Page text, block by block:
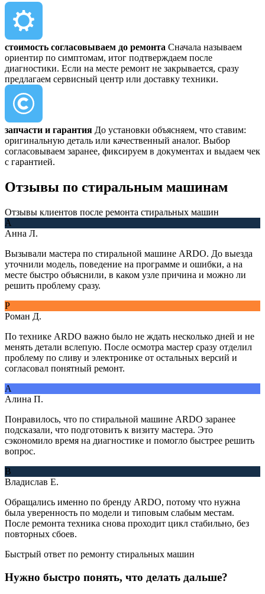
стоимость согласовываем до ремонта Сначала называем
ориентир по симптомам, итог подтверждаем после
диагностики. Если на месте ремонт не закрывается, сразу
предлагаем сервисный центр или доставку техники.
запчасти и гарантия До установки объясняем, что ставим:
оригинальную деталь или качественный аналог. Выбор
согласовываем заранее, фиксируем в документах и выдаем чек
с гарантией.
Отзывы по стиральным машинам
Отзывы клиентов после ремонта стиральных машин
А
Анна Л.
Вызывали мастера по стиральной машине ARDO. До выезда
уточнили модель, поведение на программе и ошибки, а на
месте быстро объяснили, в каком узле причина и можно ли
решить проблему сразу.
Р
Роман Д.
По технике ARDO важно было не ждать несколько дней и не
менять детали вслепую. После осмотра мастер сразу отделил
проблему по сливу и электронике от остальных версий и
согласовал понятный ремонт.
А
Алина П.
Понравилось, что по стиральной машине ARDO заранее
подсказали, что подготовить к визиту мастера. Это
сэкономило время на диагностике и помогло быстрее решить
вопрос.
В
Владислав Е.
Обращались именно по бренду ARDO, потому что нужна
была уверенность по модели и типовым слабым местам.
После ремонта техника снова проходит цикл стабильно, без
повторных сбоев.
Быстрый ответ по ремонту стиральных машин
Нужно быстро понять, что делать дальше?